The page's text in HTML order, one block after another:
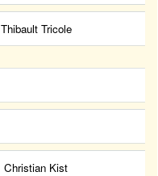
Thibault Tricole
Christian Kist